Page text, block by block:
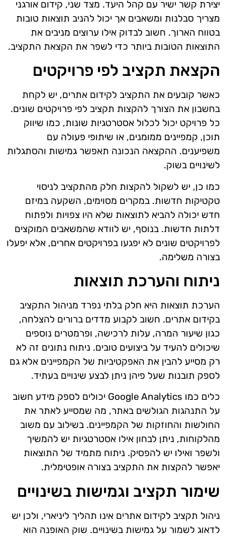
יצירת קשר ישיר עם קהל היעד. מצד שני, קידום אורגני
מצריך סבלנות ומשאבים אך יכול להניב תוצאות טובות
בטווח הארוך. חשוב לבדוק אילו ערוצים מניבים את
התוצאות הטובות ביותר כדי לשפר את הקצאת התקציב.
הקצאת תקציב לפי פרויקטים
כאשר קובעים את התקציב לקידום אתרים, יש לקחת
בחשבון את הצורך להקצות תקציב לפי פרויקטים שונים.
כל פרויקט יכול לכלול אסטרטגיות שונות, כמו שיווק
תוכן, קמפיינים ממומנים, או שיתופי פעולה עם
משפיענים. ההקצאה הנכונה תאפשר גמישות והסתגלות
לשינויים בשוק.
כמו כן, יש לשקול להקצות חלק מהתקציב לניסוי
טקטיקות חדשות. במקרים מסוימים, השקעה במיזם
חדש יכולה להביא לתוצאות שלא היו צפויות ולפתוח
דלתות חדשות. בנוסף, יש לוודא שהמשאבים המוקצים
לפרויקטים שונים לא יפגעו בפרויקטים אחרים, אלא יפעלו
בצורה משלימה.
ניתוח והערכת תוצאות
הערכת תוצאות היא חלק בלתי נפרד מניהול התקציב
בקידום אתרים. חשוב לקבוע מדדים ברורים להצלחה,
כגון שיעור המרה, עלות לרכישה, ופרמטרים נוספים
שיכולים להעיד על ביצועים טובים. ניתוח נתונים זה לא
רק מסייע להבין את האפקטיביות של הקמפיינים אלא גם
לספק תובנות שעל פיהן ניתן לבצע שינויים בעתיד.
כלים כמו Google Analytics יכולים לספק מידע חשוב
על התנהגות הגולשים באתר, מה שמסייע לאתר את
החולשות והחוזקות של הקמפיינים. בשילוב עם משוב
מהלקוחות, ניתן לבחון אילו אסטרטגיות יש להמשיך
ולשפר ואילו יש להפסיק. ניתוח מתמיד של התוצאות
יאפשר להקצות את התקציב בצורה אופטימלית.
שימור תקציב וגמישות בשינויים
ניהול תקציב לקידום אתרים אינו תהליך ליניארי, ולכן יש
לדאוג לשמור על גמישות בשינויים. שוק האופנה הוא